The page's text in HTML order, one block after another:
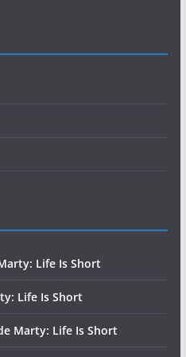
Life Is Short
Life Is Short
Marty: Life Is Short